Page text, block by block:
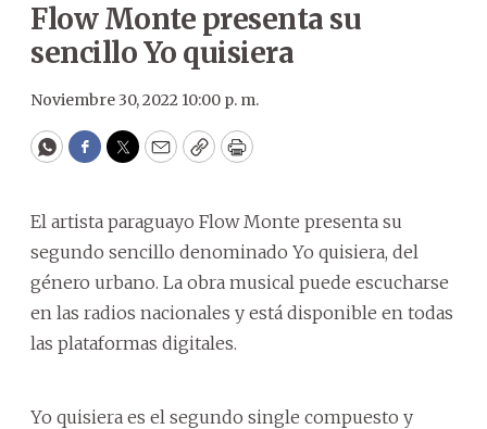
Flow Monte presenta su
sencillo Yo quisiera
Noviembre 30, 2022 10:00 p. m.
WhatsApp
Facebook
Twitter
EmailCopyPrint
El artista paraguayo Flow Monte presenta su
segundo sencillo denominado Yo quisiera, del
género urbano. La obra musical puede escucharse
en las radios nacionales y está disponible en todas
las plataformas digitales.
Yo quisiera es el segundo single compuesto y